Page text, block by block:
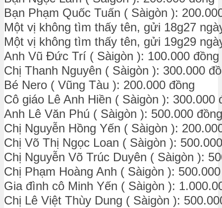
Bạn Phạm Quốc Tuấn ( Sàigòn ):
Một vị không tìm thấy tên, gửi 18g27
Một vị không tìm thấy tên, gửi 19g29
Anh Vũ Đức Trí ( Sàigòn ): 100.000 đồng
Chị Thanh Nguyên ( Sàigòn ): 300.000
Bé Nero ( Vũng Tàu ): 200.000 đồng
Cô giáo Lê Anh Hiền ( Sàigòn ): 300.000
Anh Lê Văn Phú ( Sàigòn ): 500.000 đồng
Chị Nguyễn Hồng Yến ( Sàigòn ):
Chị Võ Thị Ngọc Loan ( Sàigòn ):
Chị Nguyễn Võ Trúc Duyên ( Sàigòn ):
Chị Phạm Hoàng Anh ( Sàigòn ):
Gia đình cô Minh Yến ( Sàigòn ):
Chị Lê Việt Thùy Dung ( Sàigòn ):